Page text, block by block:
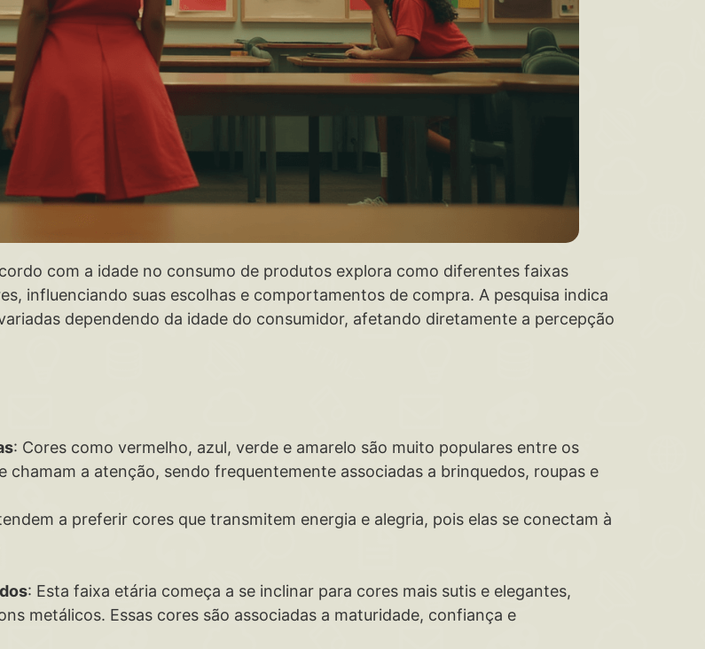
com a idade no consumo de produtos explora como diferentes faixas
influenciando suas escolhas e comportamentos de compra. A pesquisa indica
dependendo da idade do consumidor, afetando diretamente a percepção
: Cores como vermelho, azul, verde e amarelo são muito populares entre os
chamam a atenção, sendo frequentemente associadas a brinquedos, roupas e
a preferir cores que transmitem energia e alegria, pois elas se conectam à
: Esta faixa etária começa a se inclinar para cores mais sutis e elegantes,
metálicos. Essas cores são associadas a maturidade, confiança e